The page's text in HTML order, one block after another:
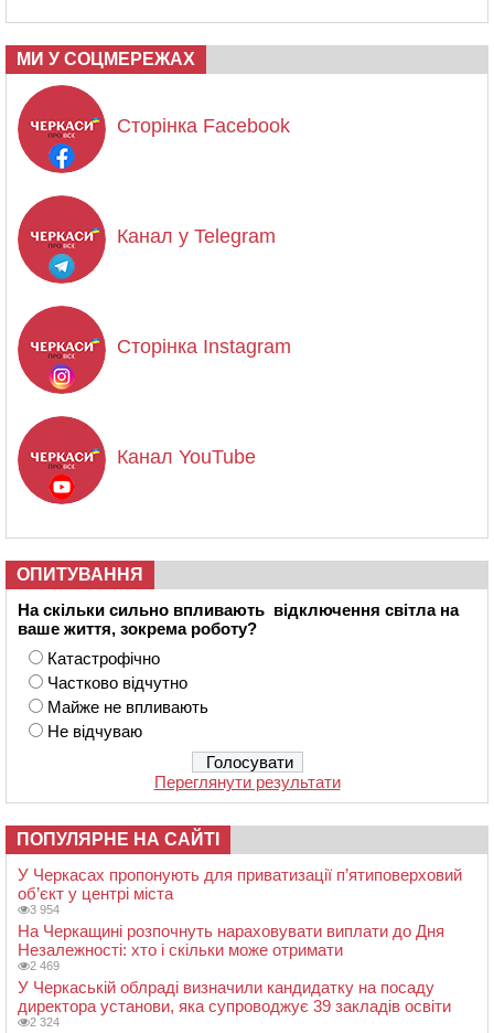
МИ У СОЦМЕРЕЖАХ
Сторінка Facebook
Канал у Telegram
Сторінка Instagram
Канал YouTube
ОПИТУВАННЯ
На скільки сильно впливають відключення світла на
ваше життя, зокрема роботу?
Катастрофічно
Частково відчутно
Майже не впливають
Не відчуваю
Переглянути результати
ПОПУЛЯРНЕ НА САЙТІ
У Черкасах пропонують для приватизації п’ятиповерховий
об’єкт у центрі міста
3 954
На Черкащині розпочнуть нараховувати виплати до Дня
Незалежності: хто і скільки може отримати
2 469
У Черкаській облраді визначили кандидатку на посаду
директора установи, яка супроводжує 39 закладів освіти
2 324